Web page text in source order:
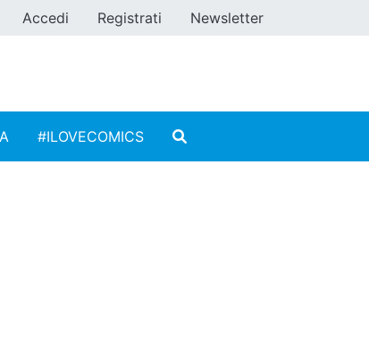
Accedi Registrati Newsletter
#ILOVECOMICS